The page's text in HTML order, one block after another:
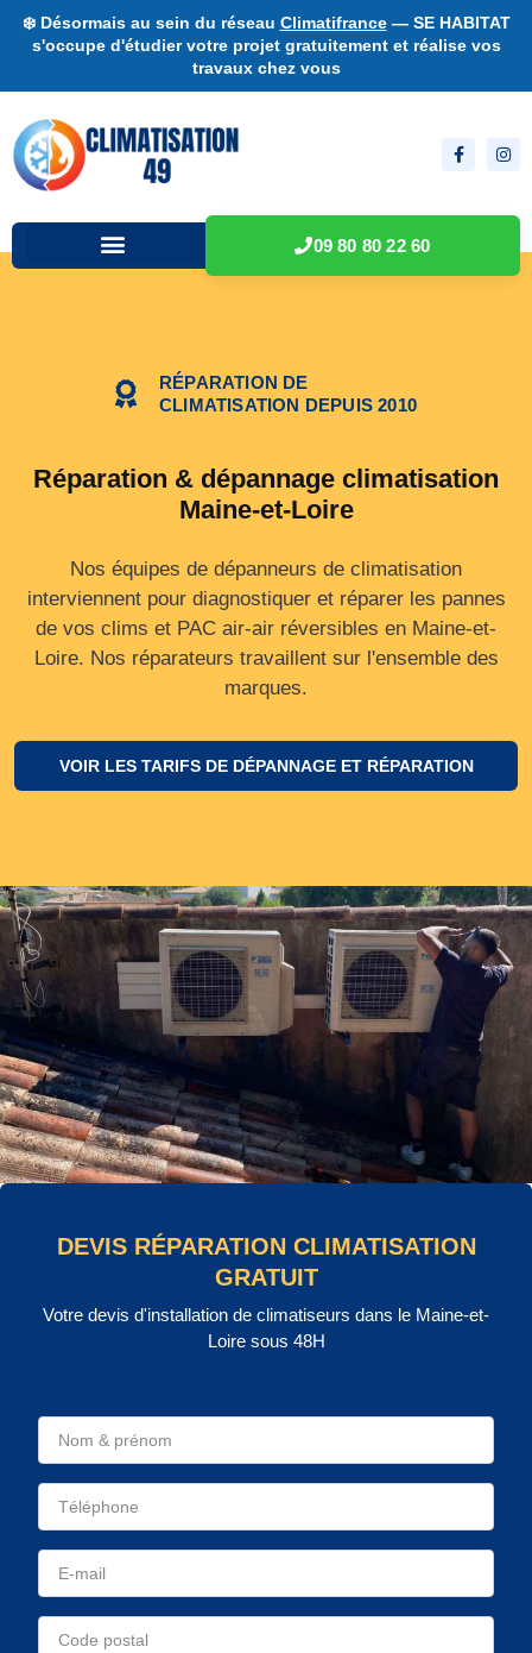
❄️ Désormais au sein du réseau Climatifrance— SE HABITAT
s'occupe d'étudier votre projet gratuitement et réalise vos
travaux chez vous
09 80 80 22 60
RÉPARATION DE
CLIMATISATION DEPUIS 2010
Réparation & dépannage climatisation
Maine-et-Loire
Nos équipes de dépanneurs de climatisation
interviennent pour diagnostiquer et réparer les pannes
de vos clims et PAC air-air réversibles en Maine-et-
Loire. Nos réparateurs travaillent sur l'ensemble des
marques.
VOIR LES TARIFS DE DÉPANNAGE ET RÉPARATION
DEVIS RÉPARATION CLIMATISATION
GRATUIT
Votre devis d'installation de climatiseurs dans le Maine-et-
Loire sous 48H